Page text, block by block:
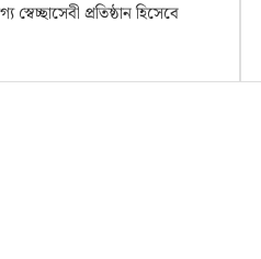
প্রতিষ্ঠান হিসেবে